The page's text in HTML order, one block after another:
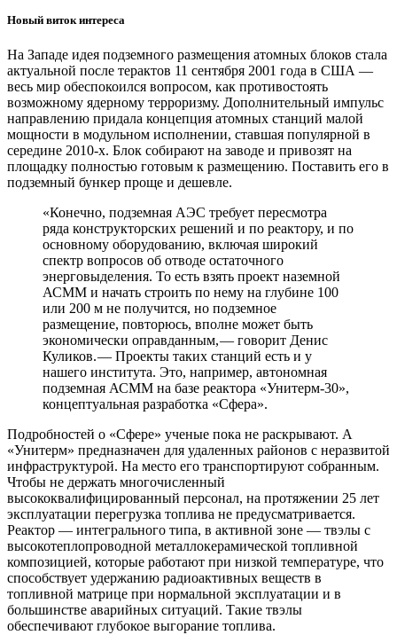
Новый виток интереса
На Западе идея подземного размещения атомных блоков стала
актуальной после терактов 11 сентября 2001 года в США — ​
весь мир обеспокоился вопросом, как противостоять
возможному ядерному терроризму. Дополнительный импульс
направлению придала концепция атомных станций малой
мощности в модульном исполнении, ставшая популярной в
середине 2010‑х. Блок собирают на заводе и привозят на
площадку полностью готовым к размещению. Поставить его в
подземный бункер ​проще и дешевле.
«Конечно, подземная АЭС требует пересмотра
ряда конструкторских решений и по реактору, и по
основному оборудованию, включая широкий
спектр вопросов об отводе остаточного
энерговыделения. То есть взять проект наземной
АСММ и начать строить по нему на глубине 100
или 200 м не получится, но подземное
размещение, повторюсь, вполне может быть
экономически оправданным, — ​говорит Денис
Куликов. — ​Проекты таких станций есть и у
нашего института. Это, например, автономная
подземная АСММ на базе реактора «Унитерм‑30»,
концептуальная разработка «Сфера».
Подробностей о «Сфере» ученые пока не раскрывают. А
«Унитерм» предназначен для удаленных районов с неразвитой
инфраструктурой. На место его транспортируют собранным.
Чтобы не держать многочисленный
высококвалифицированный персонал, на протяжении 25 лет
эксплуатации перегрузка топлива не предусматривается.
Реактор — ​интегрального типа, в активной зоне — ​твэлы с
высокотеплопроводной металлокерамической топливной
композицией, которые работают при низкой температуре, что
способствует удержанию радиоактивных веществ в
топливной матрице при нормальной эксплуатации и в
большинстве аварийных ситуаций. Такие твэлы
обеспечивают глубокое выгорание топлива.